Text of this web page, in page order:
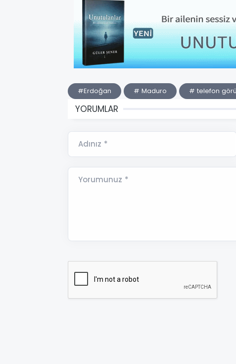
#Erdoğan # Maduro # telefon
YORUMLAR
Adınız *
Yorumunuz *